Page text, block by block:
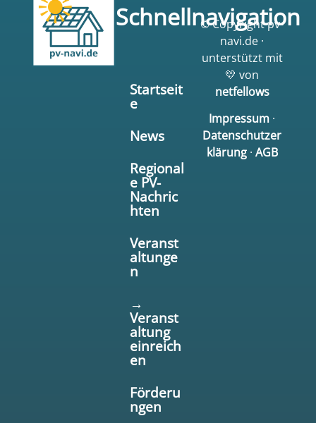
Schnellnavigation
Startseit
e
News
Regional
e PV-
Nachric
hten
Veranst
altunge
n
→
Veranst
altung
einreich
en
Förderu
ngen
© Copyright pv-
navi.de ·
unterstützt mit
💛 von
netfellows
Impressum ·
Datenschutzer
klärung· AGB